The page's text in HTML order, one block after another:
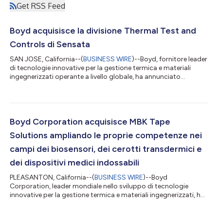
Get RSS Feed
Boyd acquisisce la divisione Thermal Test and
Controls di Sensata
SAN JOSE, California--(BUSINESS WIRE)--Boyd, fornitore leader
di tecnologie innovative per la gestione termica e materiali
ingegnerizzati operante a livello globale, ha annunciato
specializzata nella progettazione e produzione di avanzati
fondamentale importanza per la procedura di controllo della
temperatura per i semiconduttori l...
Boyd Corporation acquisisce MBK Tape
Solutions ampliando le proprie competenze nei
campi dei biosensori, dei cerotti transdermici e
dei dispositivi medici indossabili
PLEASANTON, California--(BUSINESS WIRE)--Boyd
Corporation, leader mondiale nello sviluppo di tecnologie
innovative per la gestione termica e materiali ingegnerizzati, ha